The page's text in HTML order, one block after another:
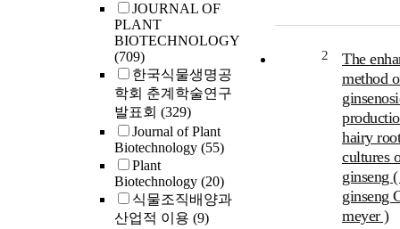
JOURNAL OF
PLANT
BIOTECHNOLOGY
(709)
한국식물생명공
학회 춘계학술연구
발표회 (329)
Journal of Plant
Biotechnology (55)
Plant
Biotechnology (20)
식물조직배양과
산업적 이용 (9)
2
The
method
hairy
cultures
ginseng
ginseng
meyer )